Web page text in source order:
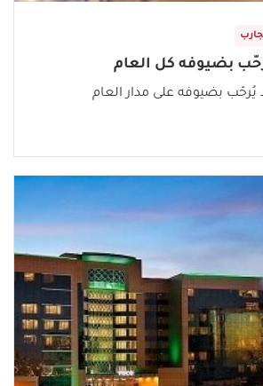
بضيوفه كل العام
يُرحّب بضيوفه على مدار العام